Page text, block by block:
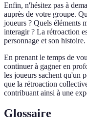
Enfin, n'hésitez pas à
auprès de votre groupe.
joueurs ? Quels éléments
interagir ? La rétroaction
personnage et son histoire.
En prenant le temps de
continuer à gagner en
les joueurs sachent qu'un
que la rétroaction
contribuant ainsi à une
Glossaire